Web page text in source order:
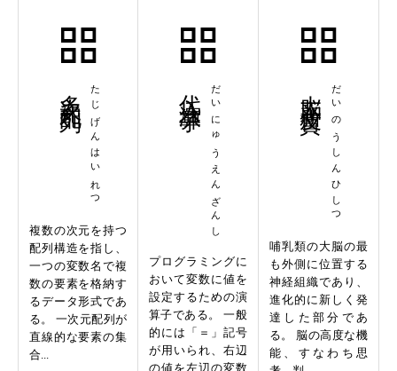
たじげんはいれつ
複数の次元を持つ
配列構造を指し、
一つの変数名で複
数の要素を格納す
るデータ形式であ
る。 一次元配列が
直線的な要素の集
合...
だいにゅうえんざんし
プログラミングに
おいて変数に値を
設定するための演
算子である。 一般
的には「＝」記号
が用いられ、右辺
の値を左辺の変数
だいのうしんひしつ
哺乳類の大脳の最
も外側に位置する
神経組織であり、
進化的に新しく発
達した部分であ
る。 脳の高度な機
能、すなわち思